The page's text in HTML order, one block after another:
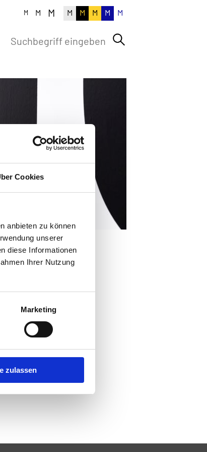
Cookies
anbieten zu können
unserer
diese Informationen
Ihrer Nutzung
Marketing
zulassen
M M M M M M M M